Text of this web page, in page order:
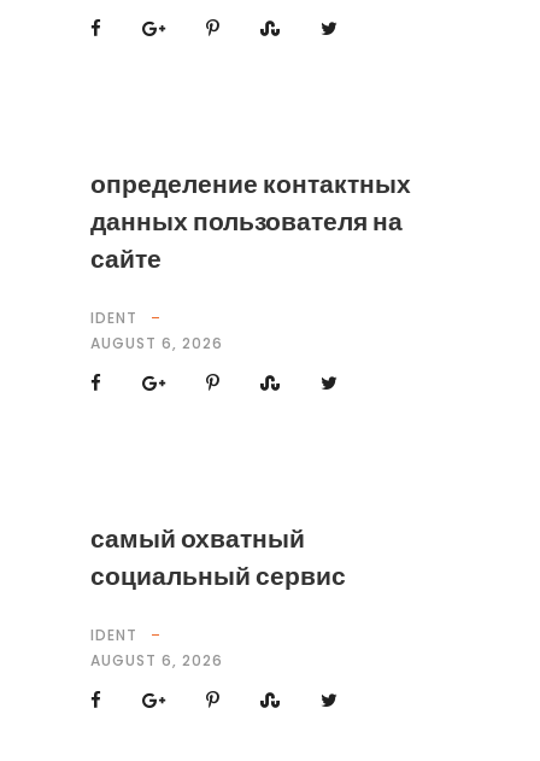
определение контактных
данных пользователя на
сайте
IDENT
AUGUST 6, 2026
самый охватный
социальный сервис
IDENT
AUGUST 6, 2026